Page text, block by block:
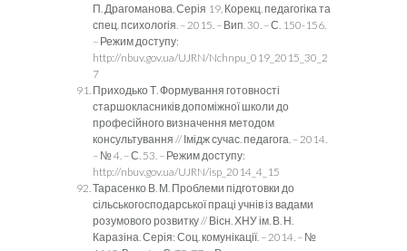
П. Драгоманова. Серія 19, Корекц. педагогіка та
спец. психологія. – 2015. – Вип. 30. – С. 150-156.
– Режим доступу:
http://nbuv.gov.ua/UJRN/Nchnpu_019_2015_30_2
7
Приходько Т. Формування готовності
старшокласників допоміжної школи до
професійного визначення методом
консультування // Імідж сучас. педагога. – 2014.
– № 4. – С. 53. – Режим доступу:
http://nbuv.gov.ua/UJRN/isp_2014_4_15
Тарасенко В. М. Проблеми підготовки до
сільськогосподарської праці учнів із вадами
розумового розвитку // Вісн. ХНУ ім. В. Н.
Каразіна. Серія: Соц. комунікації. – 2014. – №